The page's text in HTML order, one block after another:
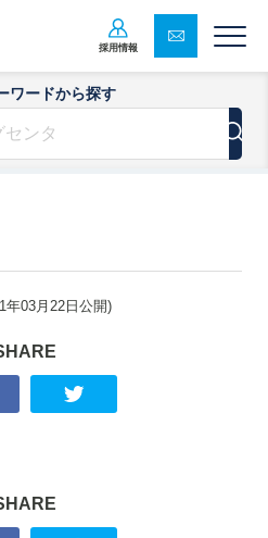
採用情報
ワードから探す
年03月22日 公開)